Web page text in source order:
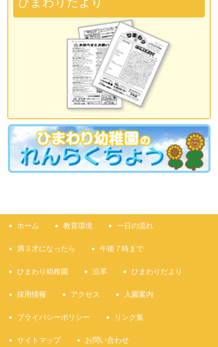
ホーム 教育環境 一日の流れ
満３才になったら 午後７時まで
ひまわり幼稚園 沿革 ひまわりだより
採用情報 アクセス 入園案内
プライバシーポリシー リンク集
サイトマップ お問い合わせ